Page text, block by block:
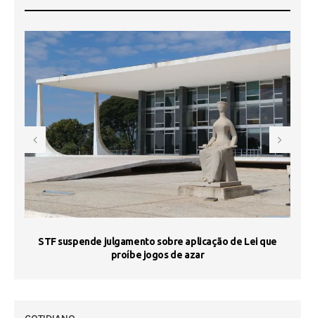
STF suspende julgamento sobre aplicação de Lei que
proíbe jogos de azar